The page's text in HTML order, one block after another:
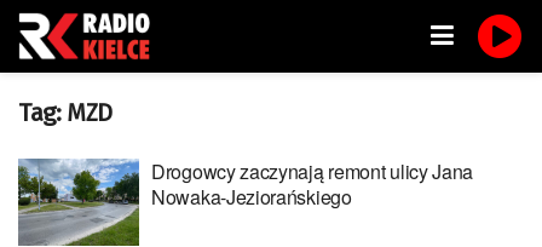
Tag: MZD
Drogowcy zaczynają remont ulicy Jana
Nowaka-Jeziorańskiego